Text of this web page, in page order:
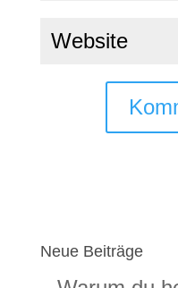
Neue Beiträge